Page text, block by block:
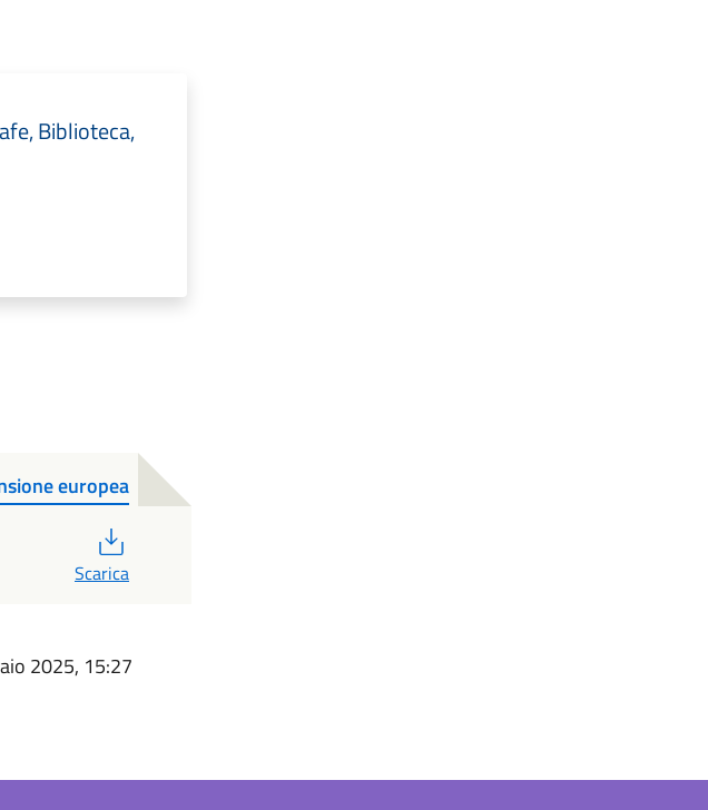
Biblioteca,
europea
Scarica
2025, 15:27